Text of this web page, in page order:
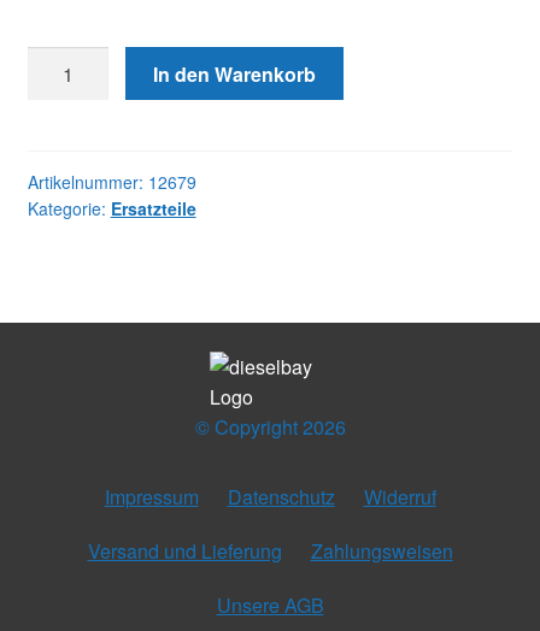
SPRING,
Menge
In den Warenkorb
Artikelnummer: 12679
Kategorie: Ersatzteile
© Copyright 2026
Impressum Datenschutz
Widerruf
Versand und Lieferung
Zahlungsweisen
Unsere AGB